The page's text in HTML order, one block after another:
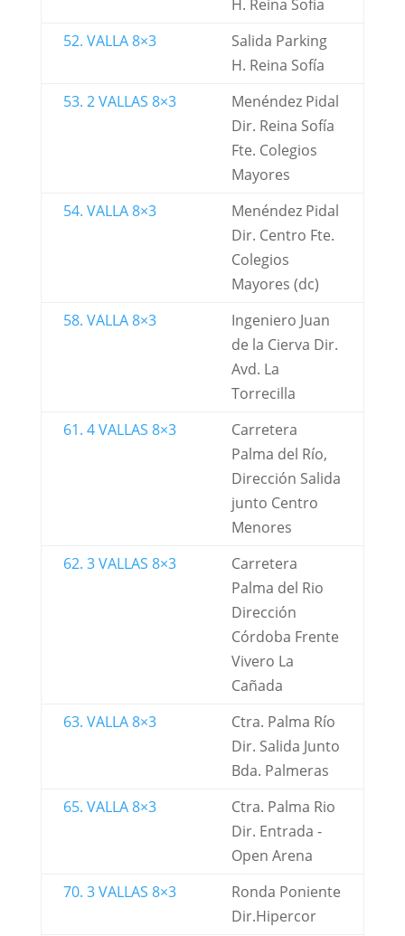
H. Reina Sofía
52. VALLA 8×3
Salida Parking
H. Reina Sofía
53. 2 VALLAS 8×3
Menéndez Pidal
Dir. Reina Sofía
Fte. Colegios
Mayores
54. VALLA 8×3
Menéndez Pidal
Dir. Centro Fte.
Colegios
Mayores (dc)
58. VALLA 8×3
Ingeniero Juan
de la Cierva Dir.
Avd. La
Torrecilla
61. 4 VALLAS 8×3
Carretera
Palma del Río,
Dirección Salida
junto Centro
Menores
62. 3 VALLAS 8×3
Carretera
Palma del Rio
Dirección
Córdoba Frente
Vivero La
Cañada
63. VALLA 8×3
Ctra. Palma Río
Dir. Salida Junto
Bda. Palmeras
65. VALLA 8×3
Ctra. Palma Rio
Dir. Entrada -
Open Arena
70. 3 VALLAS 8×3
Ronda Poniente
Dir.Hipercor